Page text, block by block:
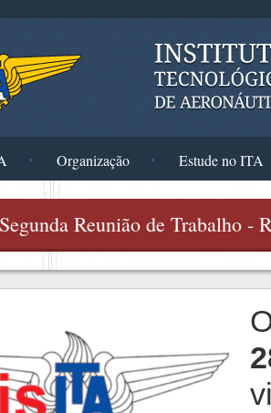
Organização Estude no ITA
Reunião de Trabalho -